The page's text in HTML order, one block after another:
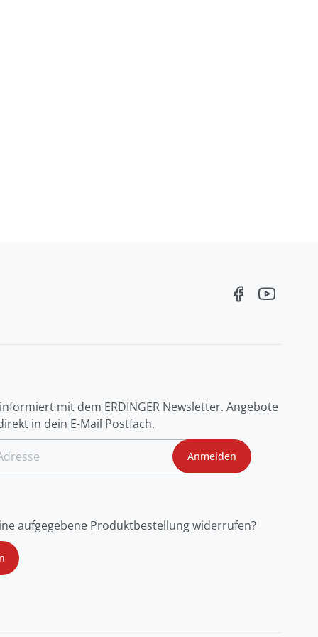
mit dem ERDINGER Newsletter. Angebote
in dein E-Mail Postfach.
Anmelden
aufgegebene Produktbestellung widerrufen?